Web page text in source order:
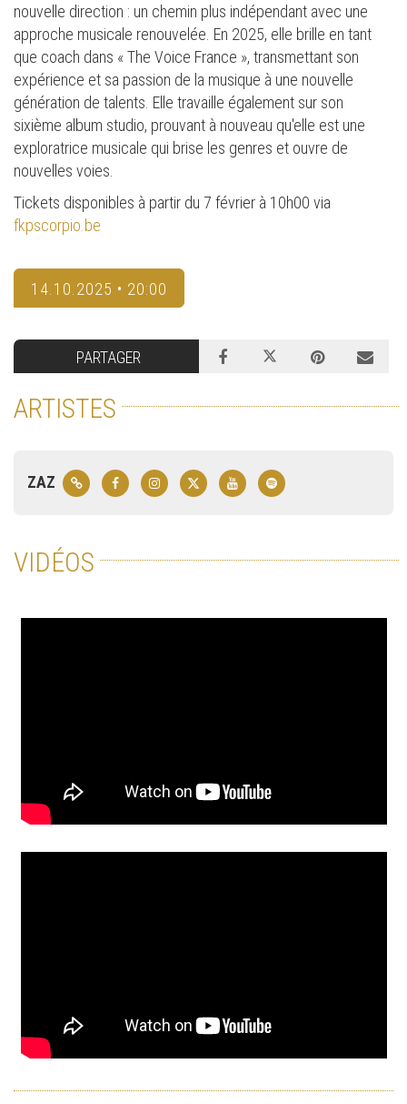
nouvelle direction : un chemin plus indépendant avec une
approche musicale renouvelée. En 2025, elle brille en tant
que coach dans « The Voice France », transmettant son
expérience et sa passion de la musique à une nouvelle
génération de talents. Elle travaille également sur son
sixième album studio, prouvant à nouveau qu'elle est une
exploratrice musicale qui brise les genres et ouvre de
nouvelles voies.
Tickets disponibles à partir du 7 février à 10h00 via
fkpscorpio.be
14.10.2025 • 20:00
PARTAGER
ARTISTES
ZAZ
VIDÉOS